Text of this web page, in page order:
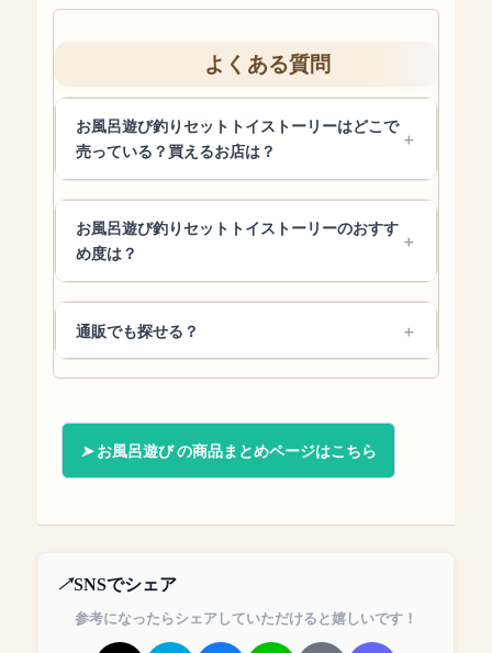
よくある質問
お風呂遊び釣りセットトイストーリーはどこで
売っている？買えるお店は？
お風呂遊び釣りセットトイストーリーのおすす
め度は？
通販でも探せる？
お風呂遊び の商品まとめページはこちら
SNSでシェア
参考になったらシェアしていただけると嬉しいです！